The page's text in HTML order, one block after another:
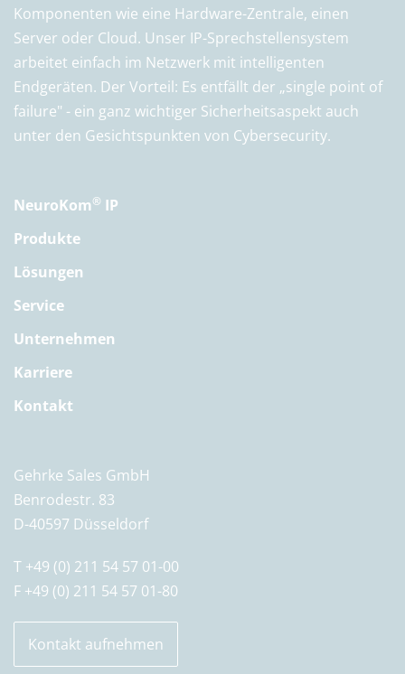
Komponenten wie eine Hardware-Zentrale, einen
Server oder Cloud. Unser IP-Sprechstellensystem
arbeitet einfach im Netzwerk mit intelligenten
Endgeräten. Der Vorteil: Es entfällt der „single point of
failure" - ein ganz wichtiger Sicherheitsaspekt auch
unter den Gesichtspunkten von Cybersecurity.
NeuroKom® IP
Produkte
Lösungen
Service
Unternehmen
Karriere
Kontakt
Gehrke Sales GmbH
Benrodestr. 83
D-40597 Düsseldorf
T +49 (0) 211 54 57 01-00
F +49 (0) 211 54 57 01-80
Kontakt aufnehmen